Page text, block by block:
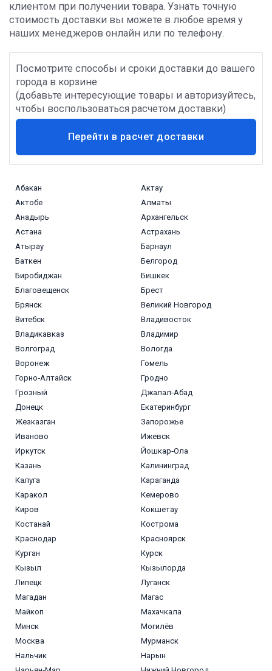
клиентом при получении товара. Узнать точную
стоимость доставки вы можете в любое время у
наших менеджеров онлайн или по телефону.
Посмотрите способы и сроки доставки до вашего
города в корзине
(добавьте интересующие товары и авторизуйтесь,
чтобы воспользоваться расчетом доставки)
Перейти в расчет доставки
Абакан
Актау
Актобе
Алматы
Анадырь
Архангельск
Астана
Астрахань
Атырау
Барнаул
Баткен
Белгород
Биробиджан
Бишкек
Благовещенск
Брест
Брянск
Великий Новгород
Витебск
Владивосток
Владикавказ
Владимир
Волгоград
Вологда
Воронеж
Гомель
Горно‑Алтайск
Гродно
Грозный
Джалал‑Абад
Донецк
Екатеринбург
Жезказган
Запорожье
Иваново
Ижевск
Иркутск
Йошкар‑Ола
Казань
Калининград
Калуга
Караганда
Каракол
Кемерово
Киров
Кокшетау
Костанай
Кострома
Краснодар
Красноярск
Курган
Курск
Кызыл
Кызылорда
Липецк
Луганск
Магадан
Магас
Майкоп
Махачкала
Минск
Могилёв
Москва
Мурманск
Нальчик
Нарын